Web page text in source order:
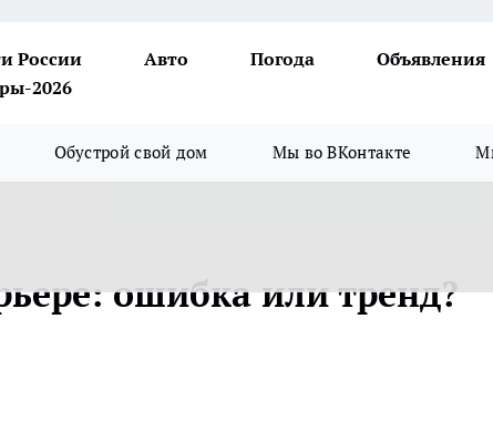
России Авто Погода
Объявления
2026
Обустрой свой дом Мы во ВКонтакте
ошибка или тренд?